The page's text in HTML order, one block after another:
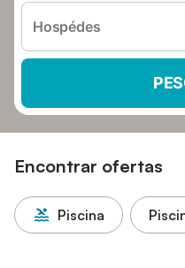
Hospédes
Encontrar ofertas
Piscina